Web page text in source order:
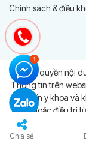
Chính sách & điều
© Bản quyền nội
Thông tin trên
là tư vấn y khoa và
đoán hoặc điều trị
cần hỗ trợ cấp
Chia sẻ